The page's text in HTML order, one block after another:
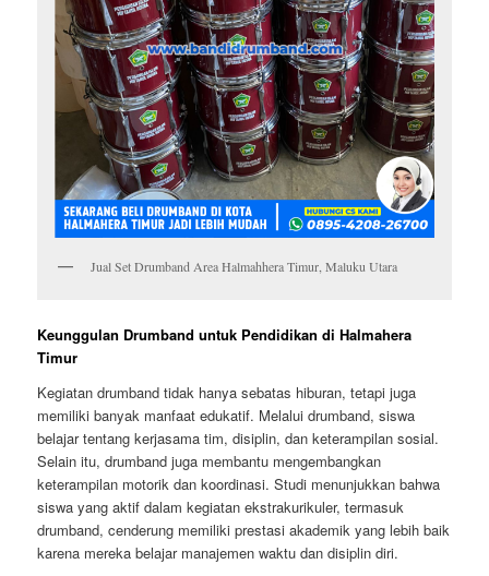
Jual Set Drumband Area Halmahhera Timur, Maluku Utara
Keunggulan Drumband untuk Pendidikan di Halmahera
Timur
Kegiatan drumband tidak hanya sebatas hiburan, tetapi juga
memiliki banyak manfaat edukatif. Melalui drumband, siswa
belajar tentang kerjasama tim, disiplin, dan keterampilan sosial.
Selain itu, drumband juga membantu mengembangkan
keterampilan motorik dan koordinasi. Studi menunjukkan bahwa
siswa yang aktif dalam kegiatan ekstrakurikuler, termasuk
drumband, cenderung memiliki prestasi akademik yang lebih baik
karena mereka belajar manajemen waktu dan disiplin diri.